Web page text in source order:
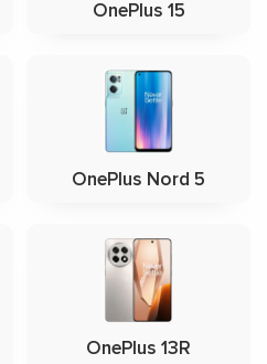
OnePlus 15
OnePlus Nord 5
OnePlus 13R